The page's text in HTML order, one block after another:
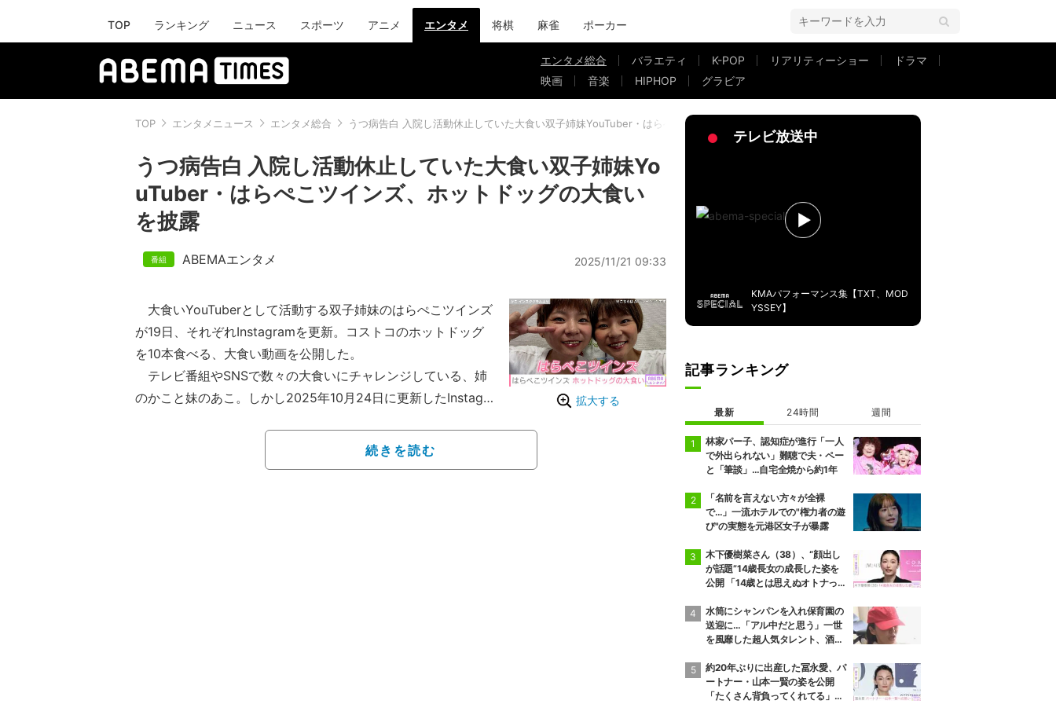
TOP ランキング ニュース スポーツ アニメ エンタメ 将棋 麻雀 ポーカー
エンタメ総合 バラエティ K-POP リアリティーショー
ドラマ
映画
音楽 HIPHOP グラビア
TOP エンタメニュース エンタメ総合 うつ病告白 入院し活動休止していた大食い双子姉妹YouTuber・はらぺこツインズ、ホットドッグの大食いを披露
うつ病告白 入院し活動休止していた大食い双子姉妹Yo
uTuber・はらぺこツインズ、ホットドッグの大食い
を披露
ABEMAエンタメ 2025/11/21 09:33
拡大する
大食いYouTuberとして活動する双子姉妹のはらぺこツインズ
が19日、それぞれInstagramを更新。コストコのホットドッグ
を10本食べる、大食い動画を公開した。
テレビ番組やSNSで数々の大食いにチャレンジしている、姉
のかこと妹のあこ。しかし2025年10月24日に更新したInstagr
く、病院で診察を受けたところ、医師の判断により即時入院と
なりました。また、小野かこも体調不良が続いており、総合的
続きを読む
テレビ放送中
KMAパフォーマンス集【TXT、MOD
YSSEY】
記事ランキング
最新 24時間 週間
林家パー子、認知症が進行「一人
で外出られない」難聴で夫・ペー
と「筆談」…自宅全焼から約1年
「名前を言えない方々が全裸
で…」一流ホテルでの"権力者の遊
び"の実態を元港区女子が暴露
木下優樹菜さん（38）、“顔出し
が話題”14歳長女の成長した姿を
公開 「14歳とは思えぬオトナっぽ
ぎる」など反響
水筒にシャンパンを入れ保育園の
送迎に…「アル中だと思う」一世
を風靡した超人気タレント、酒漬
約20年ぶりに出産した冨永愛、パ
ートナー・山本一賢の姿を公開
「たくさん背負ってくれてる」感